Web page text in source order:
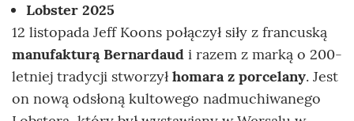
Lobster 2025
12 listopada Jeff Koons połączył siły z francuską
manufakturą Bernardaud i razem z marką o 200-
letniej tradycji stworzył homara z porcelany. Jest
on nową odsłoną kultowego nadmuchiwanego